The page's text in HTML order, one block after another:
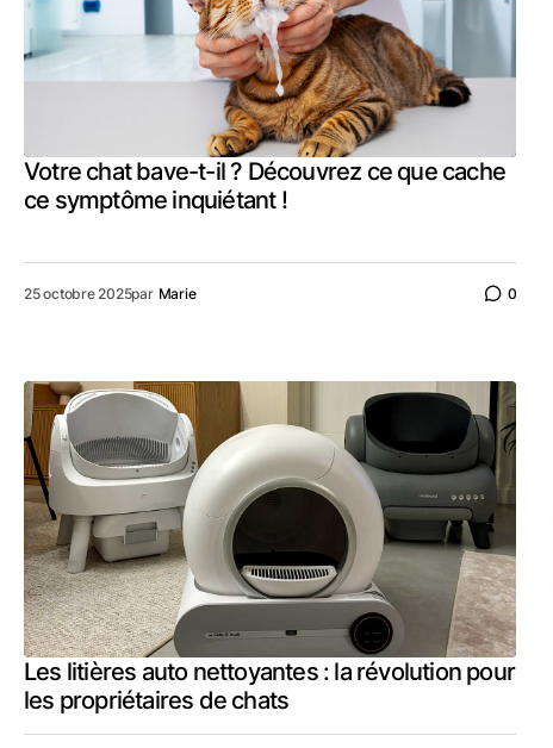
Votre chat bave-t-il ? Découvrez ce que cache
ce symptôme inquiétant !
25 octobre 2025par Marie 0
Les litières auto nettoyantes : la révolution pour
les propriétaires de chats